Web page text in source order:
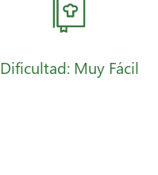
Dificultad: Muy Fácil